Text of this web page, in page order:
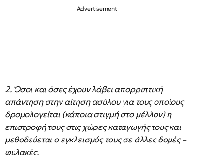
2. Όσοι και όσες έχουν λάβει απορριπτική
απάντηση στην αίτηση ασύλου για τους οποίους
δρομολογείται (κάποια στιγμή στο μέλλον) η
επιστροφή τους στις χώρες καταγωγής τους και
μεθοδεύεται ο εγκλεισμός τους σε άλλες δομές –
φυλακές.